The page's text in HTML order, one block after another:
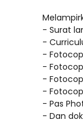
- Surat
-
-
-
-
-
- Pas
- Dan